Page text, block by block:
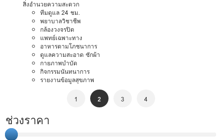
สิ่งอำนวยความสะดวก
ทีมดูแล 24 ชม.
พยาบาลวิชาชีพ
กล้องวงจรปิด
แพทย์เฉพาะทาง
อาหารตามโภชนาการ
ดูแลความสะอาด ซักผ้า
กายภาพบำบัด
กิจกรรมนันทนาการ
รายงานข้อมูลสุขภาพ
1 2 3 4
ช่วงราคา